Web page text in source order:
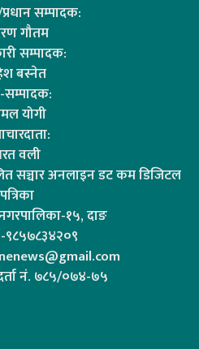
सम्पादक:
गौतम
सम्पादक:
बस्नेत
योगी
वली
सञ्चार अनलाइन डट कम डिजिटल
पत्रिका
१५, दाङ
न‌ं. ७८५/०७४-७५